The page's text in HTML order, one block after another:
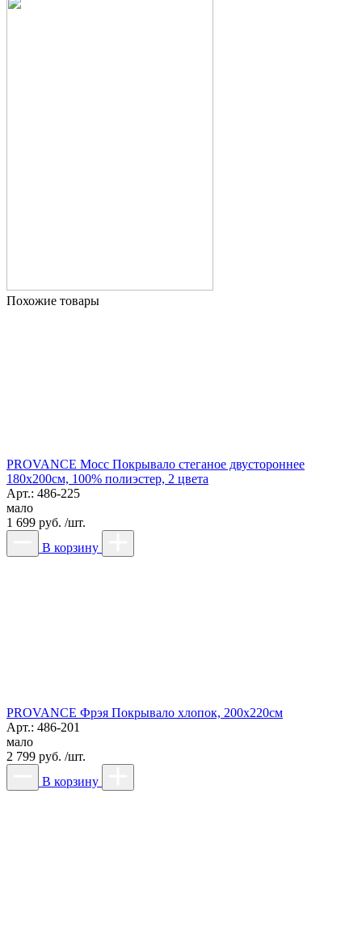
Похожие товары
PROVANCE Мосс Покрывало стеганое двустороннее
180х200см, 100% полиэстер, 2 цвета
Арт.: 486-225
мало
1 699 руб. /шт.
В корзину
PROVANCE Фрэя Покрывало хлопок, 200х220см
Арт.: 486-201
мало
2 799 руб. /шт.
В корзину